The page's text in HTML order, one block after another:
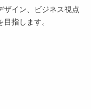
ザイン、ビジネス視点
指します。